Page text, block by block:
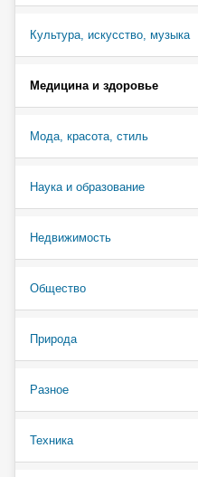
Культура, искусство, музыка
Медицина и здоровье
Мода, красота, стиль
Наука и образование
Недвижимость
Общество
Природа
Разное
Техника